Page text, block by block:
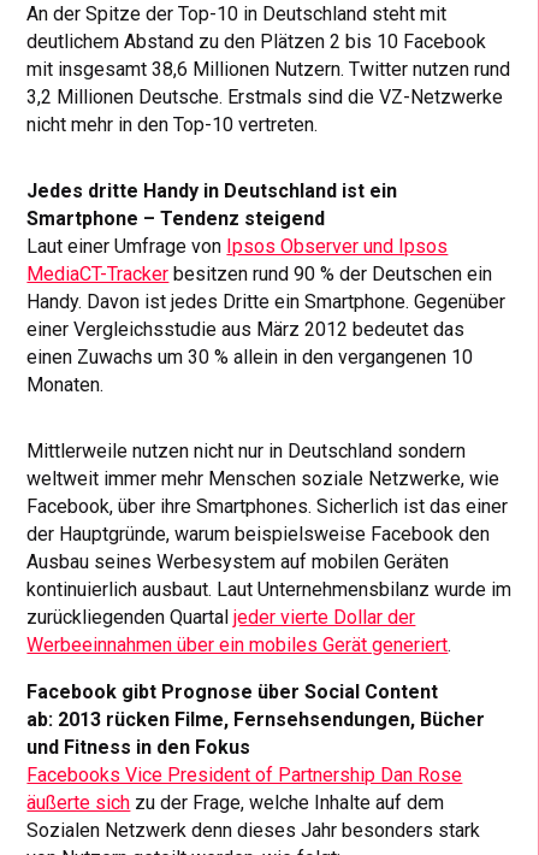
An der Spitze der Top-10 in Deutschland steht mit
deutlichem Abstand zu den Plätzen 2 bis 10 Facebook
mit insgesamt 38,6 Millionen Nutzern. Twitter nutzen rund
3,2 Millionen Deutsche. Erstmals sind die VZ-Netzwerke
nicht mehr in den Top-10 vertreten.
Jedes dritte Handy in Deutschland ist ein
Smartphone – Tendenz steigend
Laut einer Umfrage von Ipsos Observer und Ipsos
MediaCT-Tracker besitzen rund 90 % der Deutschen ein
Handy. Davon ist jedes Dritte ein Smartphone. Gegenüber
einer Vergleichsstudie aus März 2012 bedeutet das
einen Zuwachs um 30 % allein in den vergangenen 10
Monaten.
Mittlerweile nutzen nicht nur in Deutschland sondern
weltweit immer mehr Menschen soziale Netzwerke, wie
Facebook, über ihre Smartphones. Sicherlich ist das einer
der Hauptgründe, warum beispielsweise Facebook den
Ausbau seines Werbesystem auf mobilen Geräten
kontinuierlich ausbaut. Laut Unternehmensbilanz wurde im
zurückliegenden Quartaljeder vierte Dollar der
Werbeeinnahmen über ein mobiles Gerät generiert.
Facebook gibt Prognose über Social Content
ab: 2013 rücken Filme, Fernsehsendungen, Bücher
und Fitness in den Fokus
Facebooks Vice President of Partnership Dan Rose
äußerte sich zu der Frage, welche Inhalte auf dem
Sozialen Netzwerk denn dieses Jahr besonders stark